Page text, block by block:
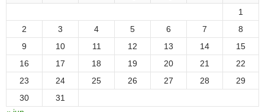
1
2
3 4 5 6 7
8
9
10 11 12 13 14
15
16
17 18 19 20 21
22
23
24 25 26 27 28
29
30
31